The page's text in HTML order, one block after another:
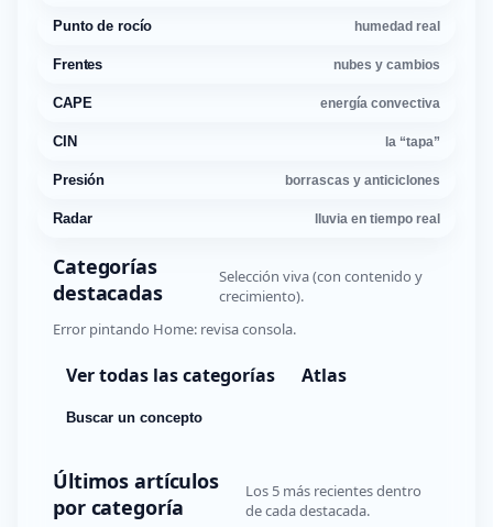
Punto de rocío humedad real
Frentes nubes y cambios
CAPE energía convectiva
CIN la “tapa”
Presión borrascas y anticiclones
Radar lluvia en tiempo real
Categorías
destacadas
Selección viva (con contenido y
crecimiento).
Error pintando Home: revisa consola.
Ver todas las categorías Atlas
Buscar un concepto
Últimos artículos
por categoría
Los 5 más recientes dentro
de cada destacada.